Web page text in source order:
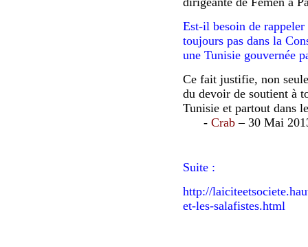
Est-il besoin de
toujours pas dans la
une Tunisie gouvernée
Ce fait justifie, non
du devoir de soutient à
Tunisie et partout dans
- Crab – 30 Mai
Suite :
http://
et-les-salafistes.html